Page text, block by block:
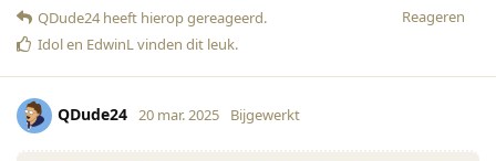
Reageren
QDude24heeft hierop gereageerd.
Idolen EdwinLvinden dit leuk.
QDude24 20 mar. 2025 Bijgewerkt